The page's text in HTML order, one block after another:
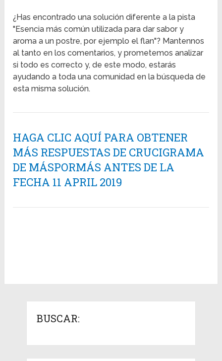
¿Has encontrado una solución diferente a la pista
"Esencia más común utilizada para dar sabor y
aroma a un postre, por ejemplo el flan"? Mantennos
al tanto en los comentarios, y prometemos analizar
si todo es correcto y, de este modo, estarás
ayudando a toda una comunidad en la búsqueda de
esta misma solución.
HAGA CLIC AQUÍ PARA OBTENER
MÁS RESPUESTAS DE CRUCIGRAMA
DE MÁSPORMÁS ANTES DE LA
FECHA 11 APRIL 2019
BUSCAR: